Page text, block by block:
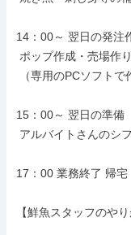
14：00～ 翌日の発注
15：00～ 翌日の準備
17：00 業務終了 帰宅
【鮮魚スタッフのやり